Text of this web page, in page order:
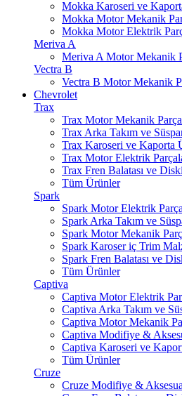
Mokka Karoseri ve
Mokka Motor Mekanik
Mokka Motor Elektrik
Meriva A
Meriva A Motor Mekanik
Vectra B
Vectra B Motor Mekanik
Chevrolet
Trax
Trax Motor Mekanik
Trax Arka Takım ve
Trax Karoseri ve Kaporta
Trax Motor Elektrik
Trax Fren Balatası ve Diski
Tüm Ürünler
Spark
Spark Motor Elektrik
Spark Arka Takım ve
Spark Motor Mekanik
Spark Karoser iç Trim
Spark Fren Balatası ve
Tüm Ürünler
Captiva
Captiva Motor Elektrik
Captiva Arka Takım ve
Captiva Motor Mekanik
Captiva Modifiye &
Captiva Karoseri ve
Tüm Ürünler
Cruze
Cruze Modifiye &